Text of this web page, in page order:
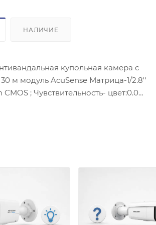
НАЛИЧИЕ
купольная камера с
м модуль AcuSense Матрица-1/2.8''
; Чувствительность- цвет:0.005